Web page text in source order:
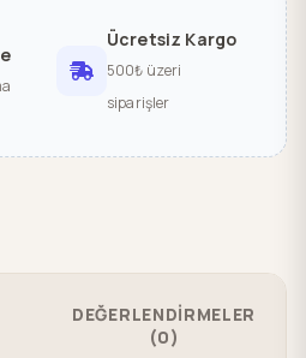
Ücretsiz Kargo
500₺ üzeri
siparişler
DEĞERLENDİRMELER
(0)